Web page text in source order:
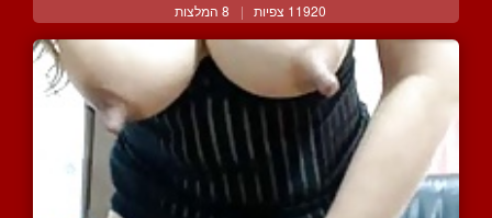
11920 צפיות | 8 המלצות